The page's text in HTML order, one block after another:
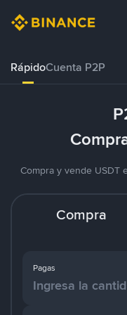
RápidoCuenta P2P
Compra y vende USDT
Compra
Pagas